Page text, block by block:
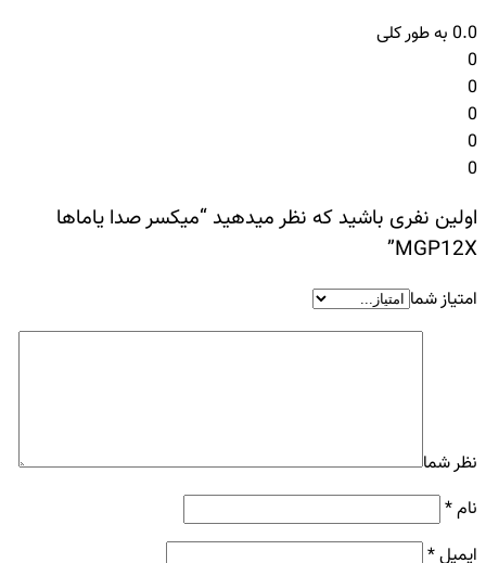
0.0 به طور کلی
0
0
0
0
0
اولین نفری باشید که نظر میدهید “میکسر صدا یاماها
MGP12X”
امتیاز شما
نظر شما
نام*
ایمیل*